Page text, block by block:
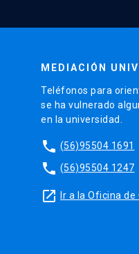
MEDIACIÓN
Teléfonos para
se ha vulnerado
en la universidad.
phone (56)95504 1691
phone (56)95504 1247
launch Ir a la Oficina de